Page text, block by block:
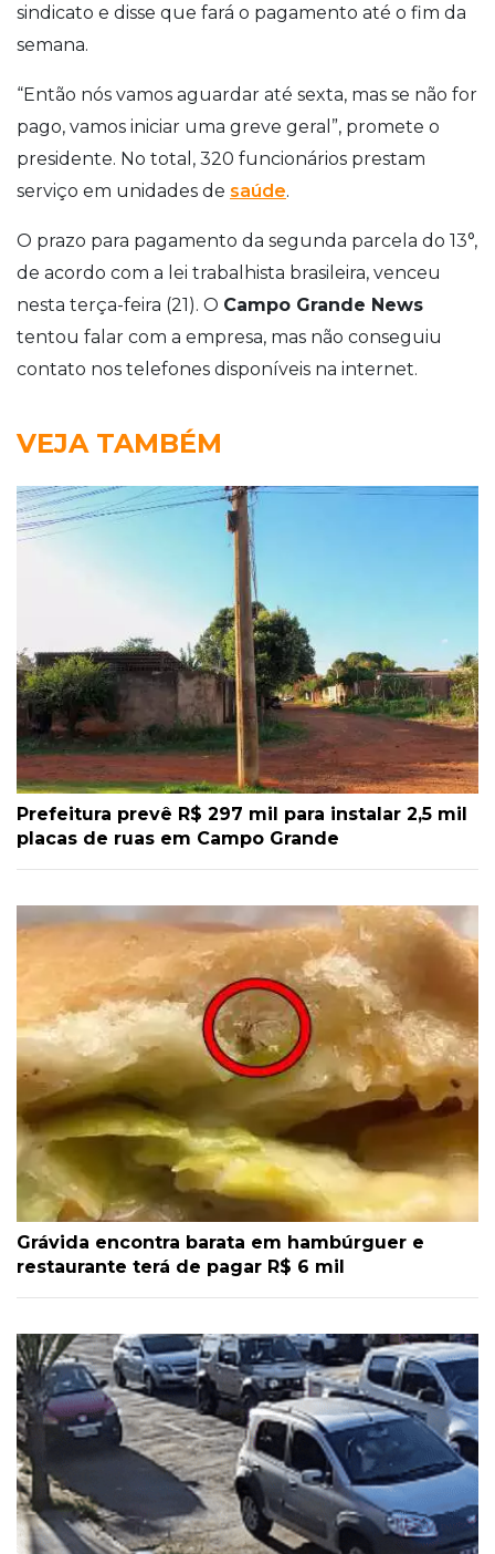
sindicato e disse que fará o pagamento até o fim da
semana.
“Então nós vamos aguardar até sexta, mas se não for
pago, vamos iniciar uma greve geral”, promete o
presidente. No total, 320 funcionários prestam
serviço em unidades de saúde.
O prazo para pagamento da segunda parcela do 13°,
de acordo com a lei trabalhista brasileira, venceu
nesta terça-feira (21). O Campo Grande News
tentou falar com a empresa, mas não conseguiu
contato nos telefones disponíveis na internet.
VEJA TAMBÉM
Prefeitura prevê R$ 297 mil para instalar 2,5 mil
placas de ruas em Campo Grande
Grávida encontra barata em hambúrguer e
restaurante terá de pagar R$ 6 mil